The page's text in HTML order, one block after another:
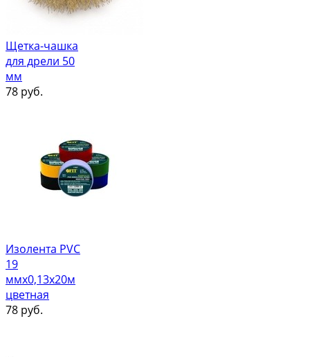
Щетка-чашка
для дрели 50
мм
78 руб.
Изолента PVC
19
ммх0,13х20м
цветная
78 руб.